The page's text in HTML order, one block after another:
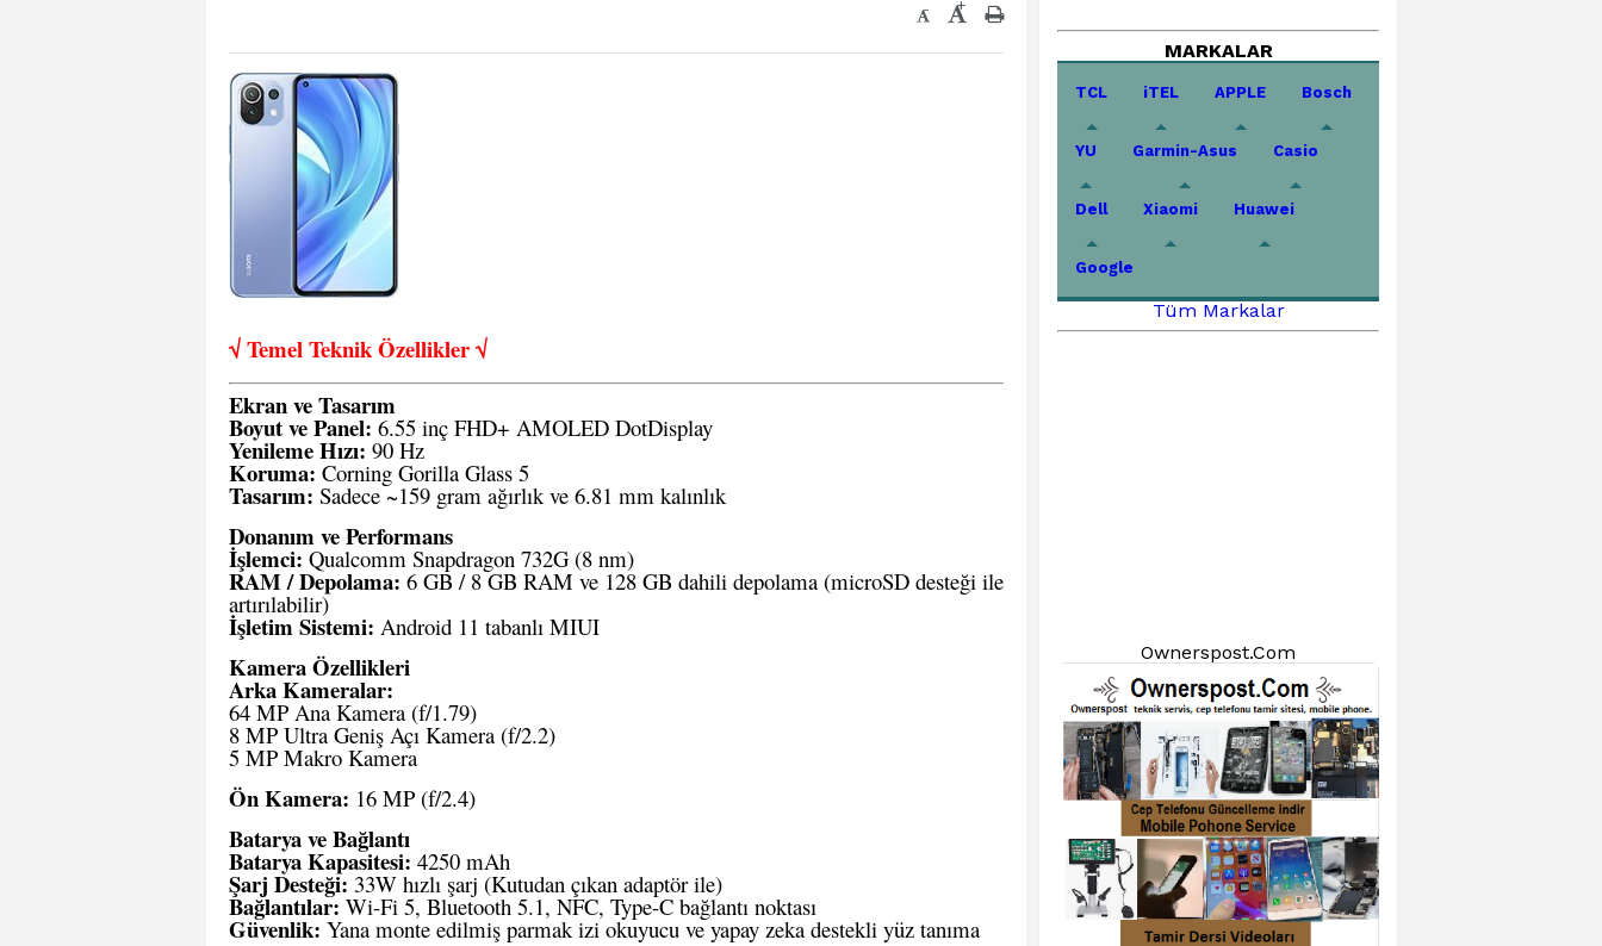
- +
√ Temel Teknik Özellikler √
Ekran ve Tasarım
Boyut ve Panel: 6.55 inç FHD+ AMOLED DotDisplay
Yenileme Hızı: 90 Hz
Koruma: Corning Gorilla Glass 5
Tasarım: Sadece ~159 gram ağırlık ve 6.81 mm kalınlık
Donanım ve Performans
İşlemci: Qualcomm Snapdragon 732G (8 nm)
RAM / Depolama: 6 GB / 8 GB RAM ve 128 GB dahili depolama (microSD desteği ile
artırılabilir)
İşletim Sistemi: Android 11 tabanlı MIUI
Kamera Özellikleri
Arka Kameralar:
64 MP Ana Kamera (f/1.79)
8 MP Ultra Geniş Açı Kamera (f/2.2)
5 MP Makro Kamera
Ön Kamera: 16 MP (f/2.4)
Batarya ve Bağlantı
Batarya Kapasitesi: 4250 mAh
Şarj Desteği: 33W hızlı şarj (Kutudan çıkan adaptör ile)
Bağlantılar: Wi-Fi 5, Bluetooth 5.1, NFC, Type-C bağlantı noktası
Güvenlik: Yana monte edilmiş parmak izi okuyucu ve yapay zeka destekli yüz tanıma
MARKALAR
TCL iTEL APPLE Bosch
YU Garmin-Asus Casio
Dell Xiaomi Huawei
Google
Tüm Markalar
Ownerspost.Com